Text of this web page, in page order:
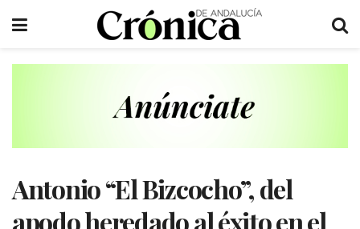
Antonio “El Bizcocho”, del
apodo heredado al éxito en el